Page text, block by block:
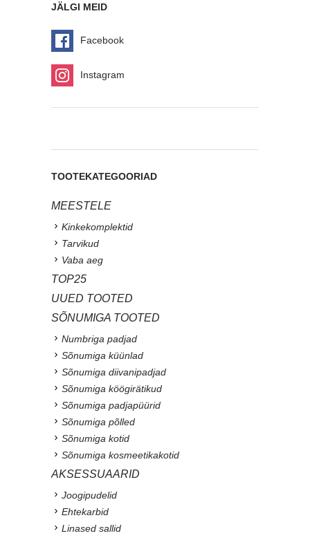
JÄLGI MEID
Facebook
Instagram
TOOTEKATEGOORIAD
MEESTELE
Kinkekomplektid
Tarvikud
Vaba aeg
TOP25
UUED TOOTED
SÕNUMIGA TOOTED
Numbriga padjad
Sõnumiga küünlad
Sõnumiga diivanipadjad
Sõnumiga köögirätikud
Sõnumiga padjapüürid
Sõnumiga põlled
Sõnumiga kotid
Sõnumiga kosmeetikakotid
AKSESSUAARID
Joogipudelid
Ehtekarbid
Linased sallid